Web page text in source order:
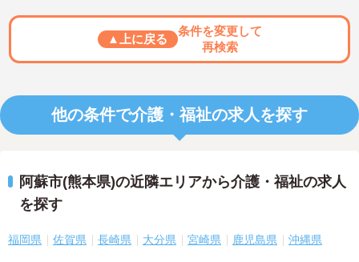
▲上に戻る
条件を変更して
再検索
他の条件で介護・福祉の求人を探す
阿蘇市(熊本県)の近隣エリアから介護・福祉の求人
を探す
福岡県 佐賀県 長崎県 大分県 宮崎県 鹿児島県 沖縄県